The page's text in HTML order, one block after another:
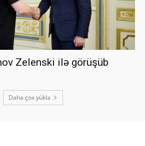
Zelenski ilə görüşüb
Daha çox yüklə